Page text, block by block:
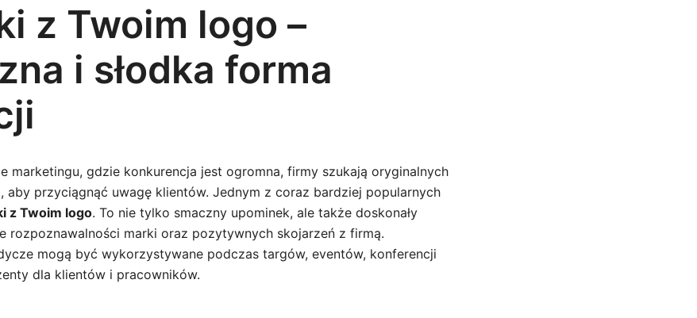
z Twoim logo –
i słodka forma
marketingu, gdzie konkurencja jest ogromna, firmy szukają oryginalnych
aby przyciągnąć uwagę klientów. Jednym z coraz bardziej popularnych
z Twoim logo. To nie tylko smaczny upominek, ale także doskonały
rozpoznawalności marki oraz pozytywnych skojarzeń z firmą.
mogą być wykorzystywane podczas targów, eventów, konferencji
dla klientów i pracowników.